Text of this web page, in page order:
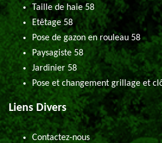
Taille de haie 58
Etêtage 58
Pose de gazon en rouleau 58
Paysagiste 58
Jardinier 58
Pose et changement grillage et
Liens Divers
Contactez-nous